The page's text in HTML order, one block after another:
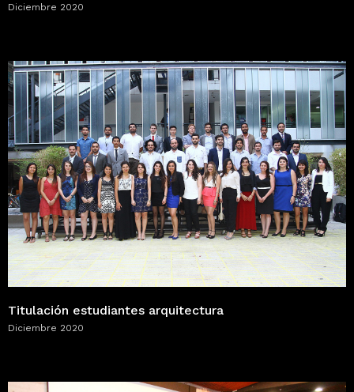
Diciembre 2020
Titulación estudiantes arquitectura
Diciembre 2020